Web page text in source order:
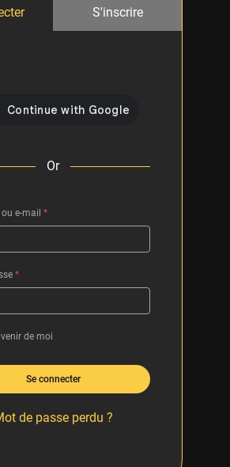
S'inscrire
Or
e-mail *
*
de moi
Se connecter
de passe perdu ?